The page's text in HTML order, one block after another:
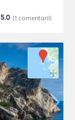
(1 comentarii)
5.0